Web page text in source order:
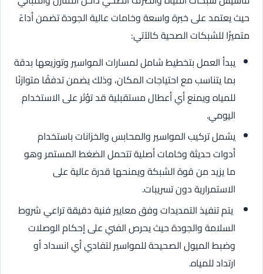
حيث يعتمد على خبرة واسعة وخامات عالية الجودة تضمن أداءً
متميزًا للشبكات الصحية كالآتي:
يبدأ العمل بتخطيط شامل لمسارات المواسير وتوزيعها بدقة
بما يتناسب مع احتياجات المكان، وذلك يضمن تدفقًا متوازنًا
للمياه ويمنع أي أعطال مستقبلية قد تؤثر على الاستخدام
اليومي.
يشمل تركيب المواسير والمحابس والخزانات باستخدام
أدوات حديثة وخامات أصلية تتحمل الضغط المستمر وهو
ما يزيد من قوة الشبكة ويمنحها قدرة عالية على
الاستمرارية دون تسريبات.
يتم تنفيذ التمديدات وفق معايير فنية دقيقة تراعي شروط
السلامة والجودة حيث يحرص الفني على إحكام الوصلات
وضبط الميول الصحيحة للمواسير لتفادي أي انسداد أو
ارتداد للمياه.